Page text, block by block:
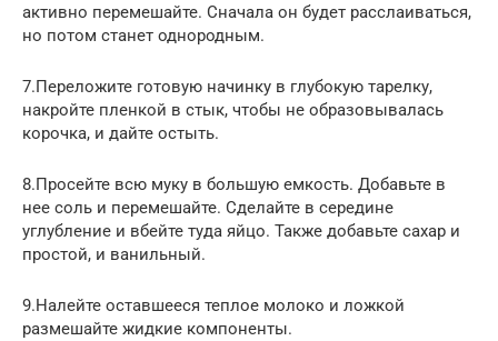
активно перемешайте. Сначала он будет расслаиваться,
но потом станет однородным.
7.Переложите готовую начинку в глубокую тарелку,
накройте пленкой в стык, чтобы не образовывалась
корочка, и дайте остыть.
8.Просейте всю муку в большую емкость. Добавьте в
нее соль и перемешайте. Сделайте в середине
углубление и вбейте туда яйцо. Также добавьте сахар и
простой, и ванильный.
9.Налейте оставшееся теплое молоко и ложкой
размешайте жидкие компоненты.